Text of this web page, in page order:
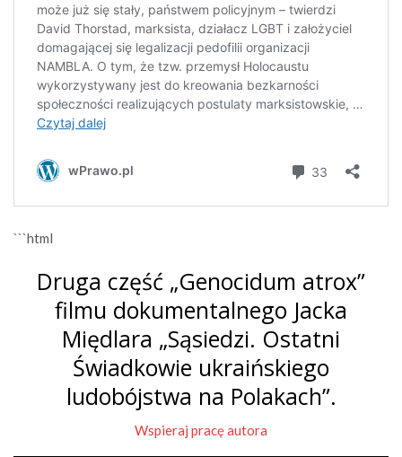
```html
Druga część „Genocidum atrox”
filmu dokumentalnego Jacka
Międlara „Sąsiedzi. Ostatni
Świadkowie ukraińskiego
ludobójstwa na Polakach”.
Wspieraj pracę autora